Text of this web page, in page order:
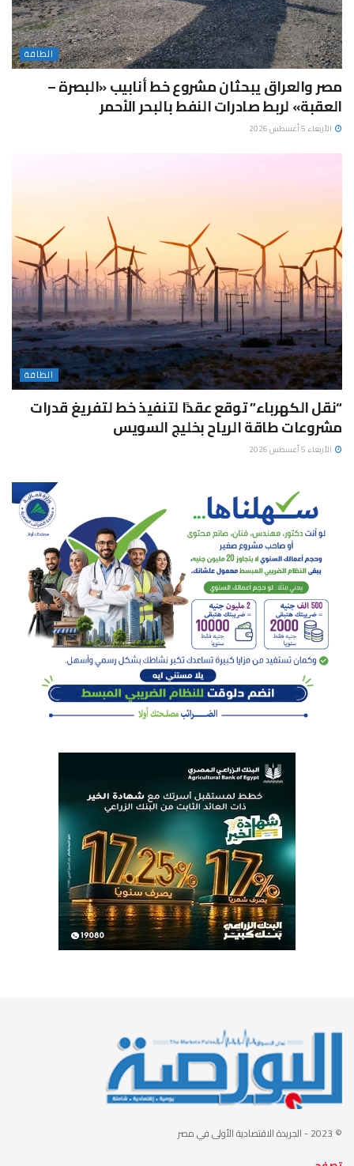
الطاقة
مصر والعراق يبحثان مشروع خط أنابيب «البصرة –
العقبة» لربط صادرات النفط بالبحر الأحمر
الأربعاء 5 أغسطس 2026
الطاقة
“نقل الكهرباء” توقع عقدًا لتنفيذ خط لتفريغ قدرات
مشروعات طاقة الرياح بخليج السويس
الأربعاء 5 أغسطس 2026
© 2023 - الجريدة الاقتصادية الأولى في مصر